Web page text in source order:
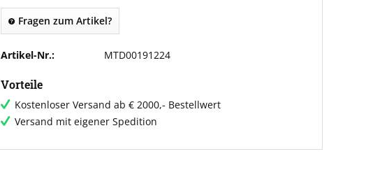
Fragen zum Artikel?
Artikel-Nr.: MTD00191224
Vorteile
Kostenloser Versand ab € 2000,- Bestellwert
Versand mit eigener Spedition